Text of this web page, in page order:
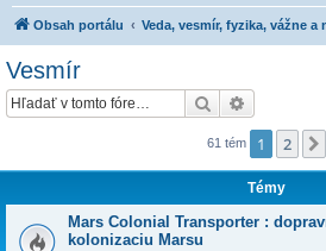
Obsah portálu Veda, vesmír, fyzika, vážne a
Vesmír
Hľadať
61 tém 1 2
Témy
Mars Colonial Transporter :
kolonizaciu Marsu